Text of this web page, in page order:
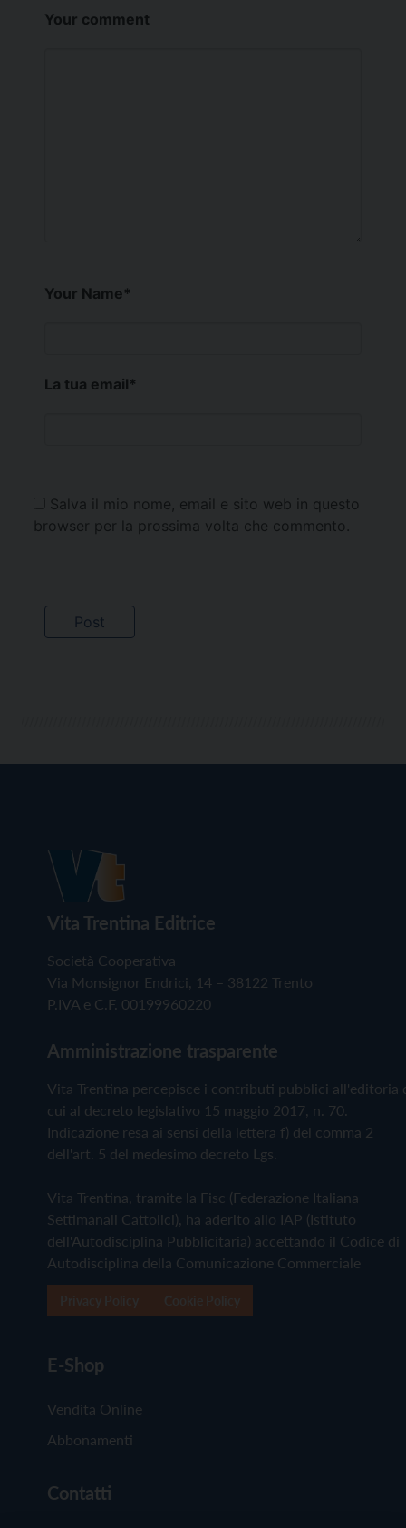
Your comment
Your Name*
La tua email*
Salva il mio nome, email e sito web in questo
browser per la prossima volta che commento.
Vita Trentina Editrice
Società Cooperativa
Via Monsignor Endrici, 14 – 38122 Trento
P.IVA e C.F. 00199960220
Amministrazione trasparente
Vita Trentina percepisce i contributi pubblici all'editoria
cui al decreto legislativo 15 maggio 2017, n. 70.
Indicazione resa ai sensi della lettera f) del comma 2
dell'art. 5 del medesimo decreto Lgs.
Vita Trentina, tramite la Fisc (Federazione Italiana
Settimanali Cattolici), ha aderito allo IAP (Istituto
dell'Autodisciplina Pubblicitaria) accettando il Codice di
Autodisciplina della Comunicazione Commerciale
E-Shop
Vendita Online
Abbonamenti
Contatti